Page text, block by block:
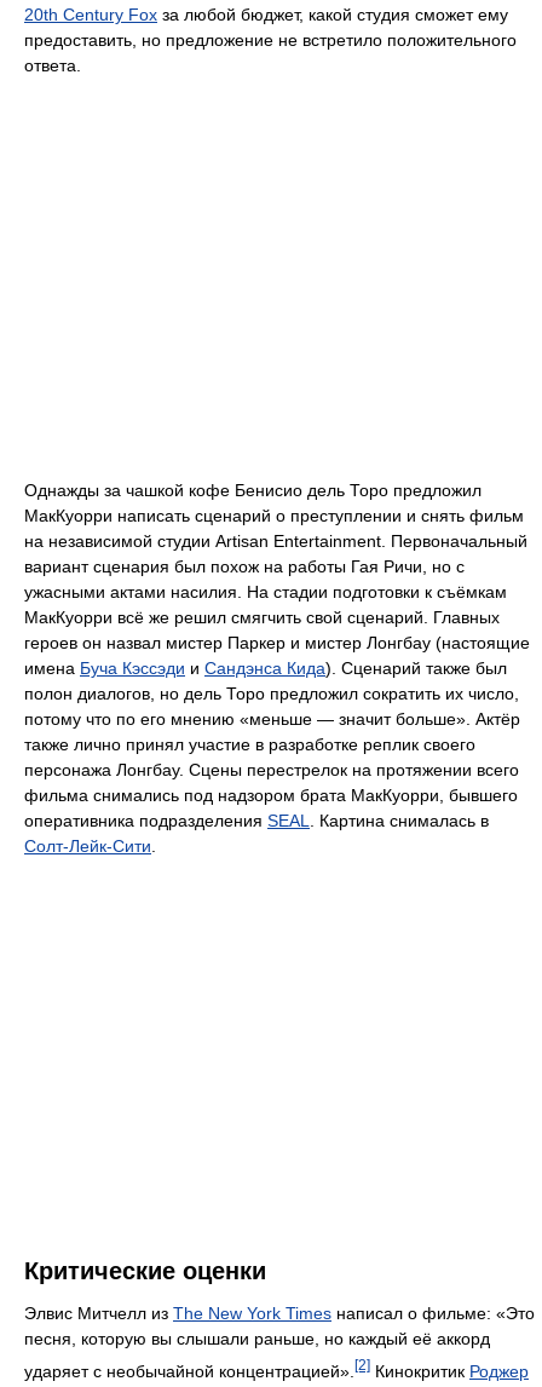
20th Century Fox за любой бюджет, какой студия сможет ему
предоставить, но предложение не встретило положительного
ответа.
Однажды за чашкой кофе Бенисио дель Торо предложил
МакКуорри написать сценарий о преступлении и снять фильм
на независимой студии Artisan Entertainment. Первоначальный
вариант сценария был похож на работы Гая Ричи, но с
ужасными актами насилия. На стадии подготовки к съёмкам
МакКуорри всё же решил смягчить свой сценарий. Главных
героев он назвал мистер Паркер и мистер Лонгбау (настоящие
имена Буча Кэссэди и Сандэнса Кида). Сценарий также был
полон диалогов, но дель Торо предложил сократить их число,
потому что по его мнению «меньше — значит больше». Актёр
также лично принял участие в разработке реплик своего
персонажа Лонгбау. Сцены перестрелок на протяжении всего
фильма снимались под надзором брата МакКуорри, бывшего
оперативника подразделения SEAL
. Картина снималась в
Солт-Лейк-Сити
Критические оценки
Элвис Митчелл из The New York Times написал о фильме: «Это
песня, которую вы слышали раньше, но каждый её аккорд
ударяет с необычайной концентрацией». [2] Кинокритик Роджер